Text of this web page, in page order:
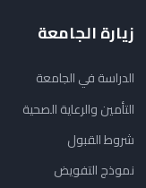
زيارة الجامعة
الدراسة في الجامعة
التأمين والرعاية الصحية
شروط القبول
نموذج التفويض